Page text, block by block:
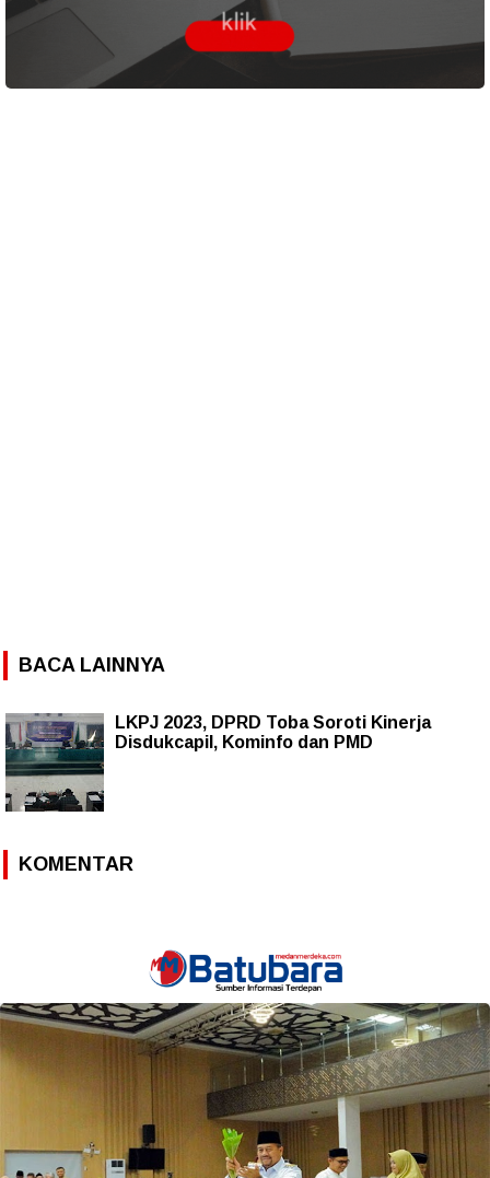
BACA LAINNYA
LKPJ 2023, DPRD Toba Soroti Kinerja
Disdukcapil, Kominfo dan PMD
KOMENTAR